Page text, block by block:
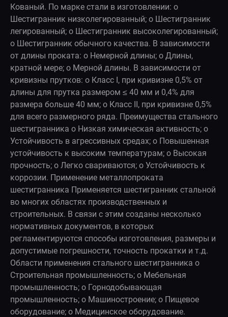
Кованый. По марке стали в изготовлении: o
Шестигранник низколегированный; o Шестигранник
легированный; o Шестигранник высоколегированный;
o Шестигранник обычного качества. В зависимости
от длины проката: o Немерной длины; o Длины,
кратной мере; o Мерной длины. В зависимости от
кривизны прутков: o Класс I, при кривизне 0,5% от
длины для прутка размером ≤ 40 мм и 0,4% для
размера больше 40 мм; o Класс II, при кривизне 0,5%
для всего размерного ряда. Преимущества стального
шестигранника o Низкая химическая активность; o
Устойчивость в агрессивных средах; o Повышенная
устойчивость к высоким температурам; o Высокая
прочность; o Легко свариваются; o Устойчивость к
коррозии. Применение металлопроката
шестигранника Применяется шестигранник стальной
во многих областях производственных и
строительных. В связи с этим созданы несколько
нормативных документов, в которых
регламентируются способы изготовления, размеры и
допустимые погрешности, точность прокатки и т.д.
Области применения стального шестигранника o
Строительная промышленность; o Мебельная
промышленность; o Горнодобывающая
промышленность; o Машиностроение; o Пищевое
оборудование; o Медицинское оборудование.